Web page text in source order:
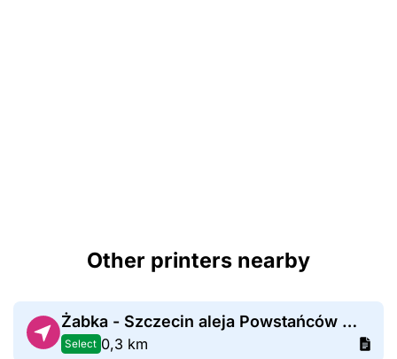
Other printers nearby
Żabka - Szczecin aleja Powstańców Wielkopolskich 26
Select 0,3 km